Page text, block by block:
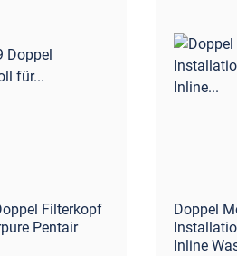
Filterkopf
Pentair
Doppel
Inline